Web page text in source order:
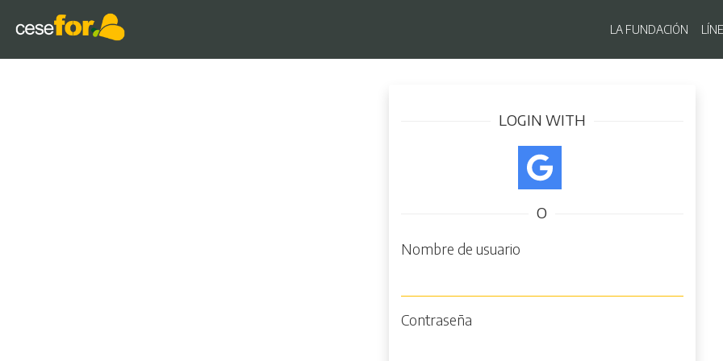
contenido
LA FUNDACIÓN
Iniciar sesión
LOGIN WITH
O
Nombre de usuario
Contraseña